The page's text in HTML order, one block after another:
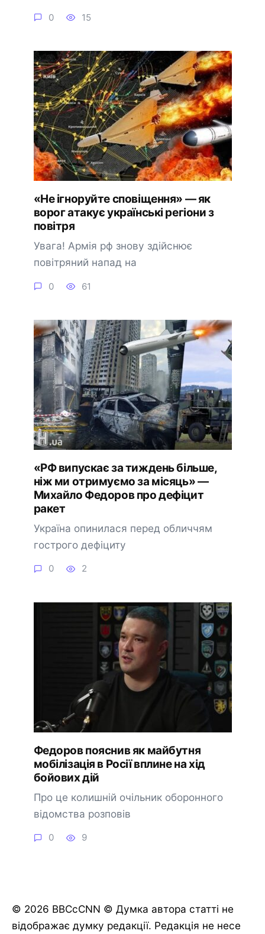
0 15
«Не ігноруйте сповіщення» — як
ворог атакує українські регіони з
повітря
Увага! Армія рф знову здійснює
повітряний напад на
0 61
«РФ випускає за тиждень більше,
ніж ми отримуємо за місяць» —
Михайло Федоров про дефіцит
ракет
Україна опинилася перед обличчям
гострого дефіциту
0 2
Федоров пояснив як майбутня
мобілізація в Росії вплине на хід
бойових дій
Про це колишній очільник оборонного
відомства розповів
0 9
© 2026 BBCcCNN © Думка автора статті не
відображає думку редакції. Редакція не несе